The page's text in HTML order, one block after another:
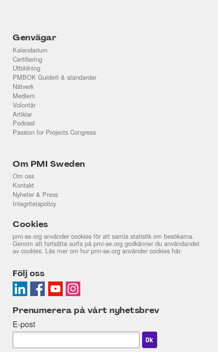
Genvägar
Kalendarium
Certifiering
Utbildning
PMBOK Guide® & standarder
Nätverk
Medlem
Volontär
Artiklar
Podcast
Passion for Projects Congress
Om PMI Sweden
Om oss
Kontakt
Nyheter & Press
Integritetspolicy
Cookies
pmi-se.org använder cookies för att samla statistik om besökarna.
Genom att fortsätta surfa på pmi-se.org godkänner du användandet
av cookies. Läs mer om hur pmi-se.org använder cookies här.
Följ oss
Prenumerera på vårt nyhetsbrev
E-post